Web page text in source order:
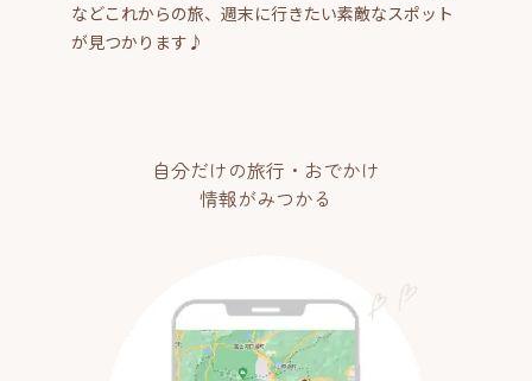
などこれからの旅、週末に行きたい素敵なスポット
が見つかります♪
自分だけの旅行・おでかけ
情報がみつかる